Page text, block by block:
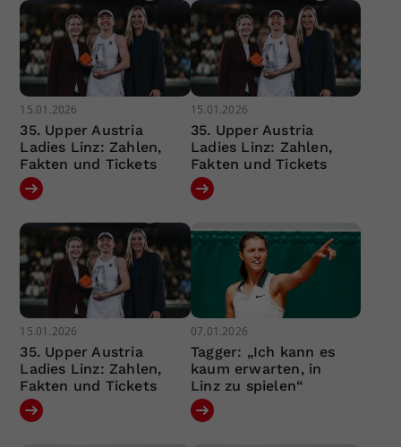
15.01.2026
35. Upper Austria
Ladies Linz: Zahlen,
Fakten und Tickets
15.01.2026
35. Upper Austria
Ladies Linz: Zahlen,
Fakten und Tickets
15.01.2026
35. Upper Austria
Ladies Linz: Zahlen,
Fakten und Tickets
07.01.2026
Tagger: „Ich kann es
kaum erwarten, in
Linz zu spielen“